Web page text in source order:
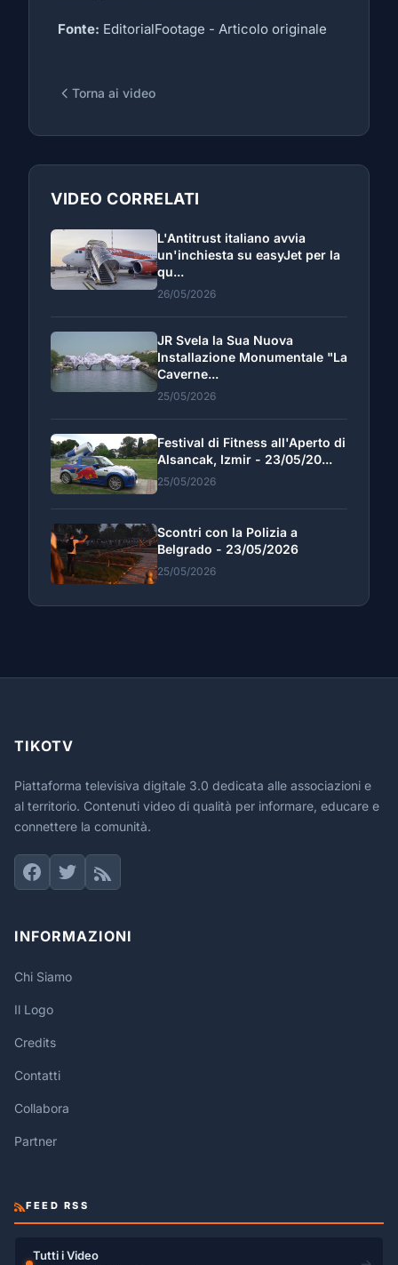
Fonte: EditorialFootage - Articolo originale
Torna ai video
VIDEO CORRELATI
L'Antitrust italiano avvia
un'inchiesta su easyJet per la
qu...
26/05/2026
JR Svela la Sua Nuova
Installazione Monumentale "La
Caverne...
25/05/2026
Festival di Fitness all'Aperto di
Alsancak, Izmir - 23/05/20...
25/05/2026
Scontri con la Polizia a
Belgrado - 23/05/2026
25/05/2026
TIKOTV
Piattaforma televisiva digitale 3.0 dedicata alle associazioni e
al territorio. Contenuti video di qualità per informare, educare e
connettere la comunità.
INFORMAZIONI
Chi Siamo
Il Logo
Credits
Contatti
Collabora
Partner
FEED RSS
Tutti i Video